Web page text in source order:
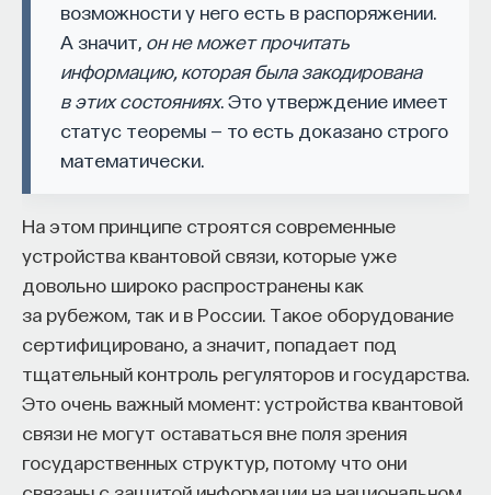
возможности у него есть в распоряжении.
А значит, он не может прочитать
информацию, которая была закодирована
в этих состояниях. Это утверждение имеет
статус теоремы — то есть доказано строго
математически.
На этом принципе строятся современные
устройства квантовой связи, которые уже
довольно широко распространены как
за рубежом, так и в России. Такое оборудование
сертифицировано, а значит, попадает под
тщательный контроль регуляторов и государства.
Это очень важный момент: устройства квантовой
связи не могут оставаться вне поля зрения
государственных структур, потому что они